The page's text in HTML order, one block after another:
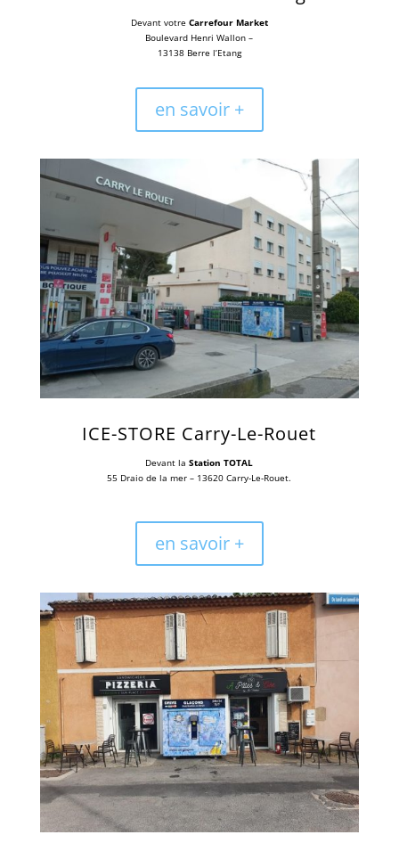
Devant votre Carrefour Market
Boulevard Henri Wallon –
13138 Berre l’Etang
en savoir +
ICE-STORE Carry-Le-Rouet
Devant laStation TOTAL
55 Draio de la mer – 13620Carry-Le-Rouet.
en savoir +